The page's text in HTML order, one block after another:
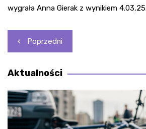
wygrała Anna Gierak z wynikiem
Nawigacja
wpisu
Poprzedni
Aktualności